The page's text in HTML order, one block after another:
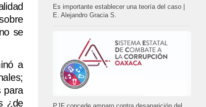
se
a
para
¿de
Es importante establecer una teoría del caso |
E. Alejandro Gracia S.